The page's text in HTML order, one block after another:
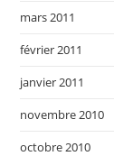
mars 2011
février 2011
janvier 2011
novembre 2010
octobre 2010